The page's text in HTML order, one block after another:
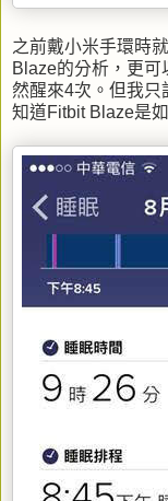
之前戴小米手環時
Blaze的分析，更
然醒來4次。但我只
知道Fitbit Blaze是